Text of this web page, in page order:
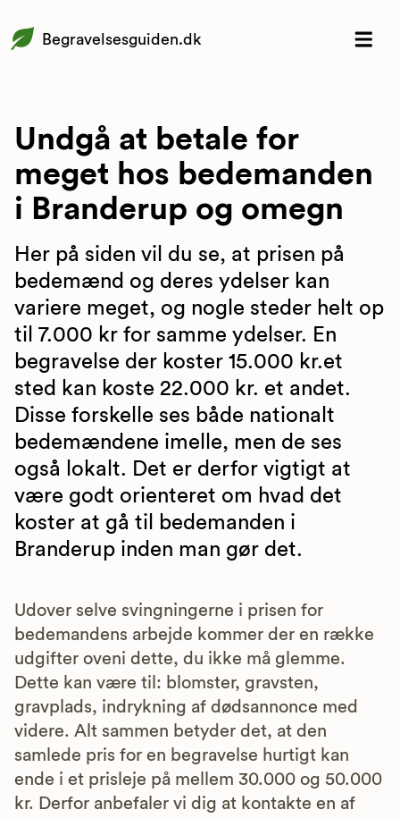
Begravelsesguiden.dk
Undgå at betale for
meget hos bedemanden
i Branderup og omegn
Her på siden vil du se, at prisen på
bedemænd og deres ydelser kan
variere meget, og nogle steder helt op
til 7.000 kr for samme ydelser. En
begravelse der koster 15.000 kr.et
sted kan koste 22.000 kr. et andet.
Disse forskelle ses både nationalt
bedemændene imelle, men de ses
også lokalt. Det er derfor vigtigt at
være godt orienteret om hvad det
koster at gå til bedemanden i
Branderup inden man gør det.
Udover selve svingningerne i prisen for
bedemandens arbejde kommer der en række
udgifter oveni dette, du ikke må glemme.
Dette kan være til: blomster, gravsten,
gravplads, indrykning af dødsannonce med
videre. Alt sammen betyder det, at den
samlede pris for en begravelse hurtigt kan
ende i et prisleje på mellem 30.000 og 50.000
kr. Derfor anbefaler vi dig at kontakte en af